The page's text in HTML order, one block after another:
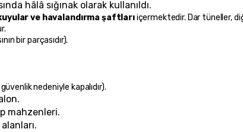
hâlâ sığınak olarak kullanıldı.
ve havalandırma şaftları içermektedir. Dar tüneller,
bir parçasıdır).
nedeniyle kapalıdır).
mahzenleri.